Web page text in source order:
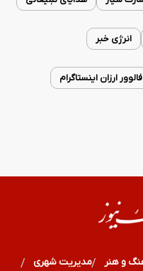
انرژی خبر
ارزان اینستاگرام
و هنر
مدیریت شهری